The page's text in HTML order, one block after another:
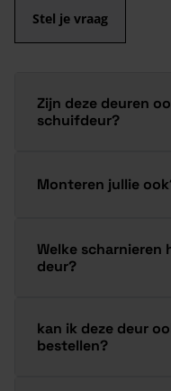
Stel je vraag
Zijn deze deuren
schuifdeur?
Monteren jullie
Welke scharnieren
deur?
kan ik deze deur
bestellen?